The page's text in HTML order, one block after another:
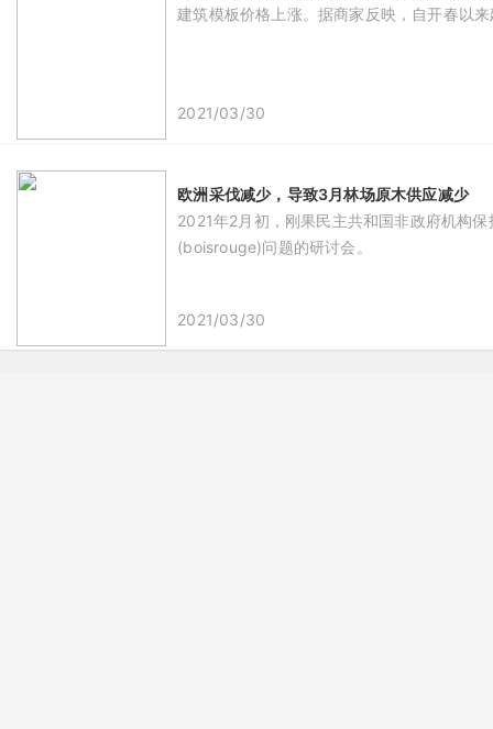
建筑模板价格上涨。据商家反映，自开春以
2021/03/30
欧洲采伐减少，导致3月林场原木供应减少
2021年2月初，刚果民主共和国非政府机构
(boisrouge)问题的研讨会。
2021/03/30